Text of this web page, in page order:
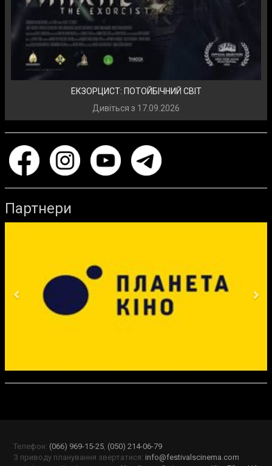
ЕКЗОРЦИСТ: ПОТОЙБІЧНИЙ СВІТ
Дивіться з 17.09.2026
Партнери
Телефон: (066) 969-15-25, (050) 214-06-79
З приводу планування звертатися: info@festivalscinema.com